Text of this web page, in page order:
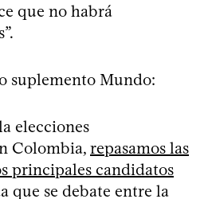
que no habrá
suplemento Mundo:
elecciones
Colombia, repasamos las
principales candidatos
que se debate entre la